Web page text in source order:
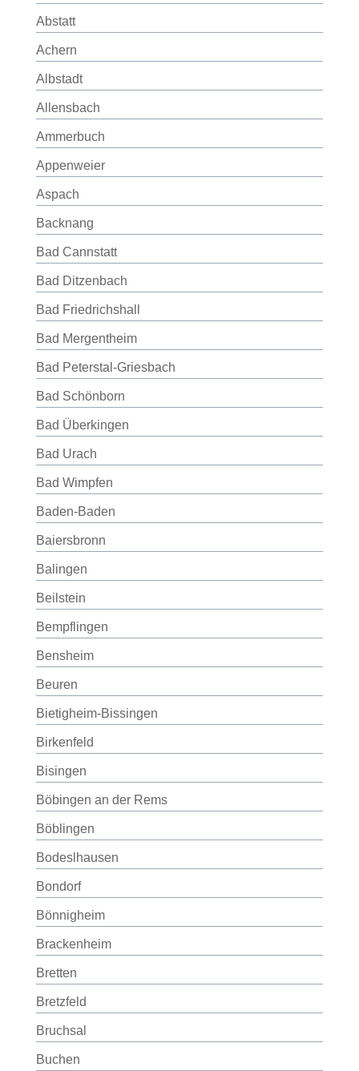
Abstatt
Achern
Albstadt
Allensbach
Ammerbuch
Appenweier
Aspach
Backnang
Bad Cannstatt
Bad Ditzenbach
Bad Friedrichshall
Bad Mergentheim
Bad Peterstal-Griesbach
Bad Schönborn
Bad Überkingen
Bad Urach
Bad Wimpfen
Baden-Baden
Baiersbronn
Balingen
Beilstein
Bempflingen
Bensheim
Beuren
Bietigheim-Bissingen
Birkenfeld
Bisingen
Böbingen an der Rems
Böblingen
Bodeslhausen
Bondorf
Bönnigheim
Brackenheim
Bretten
Bretzfeld
Bruchsal
Buchen